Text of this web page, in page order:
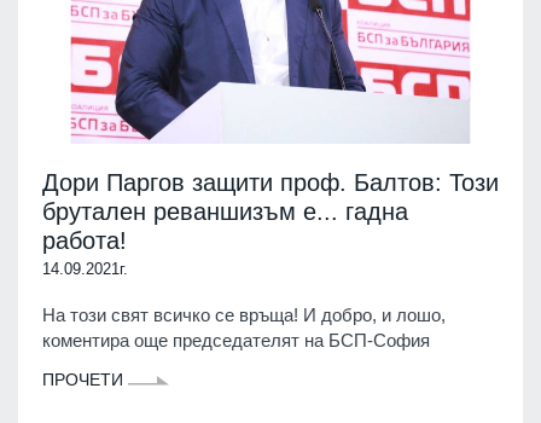
Дори Паргов защити проф. Балтов: Този
брутален реваншизъм е... гадна
работа!
14.09.2021г.
На този свят всичко се връща! И добро, и лошо,
коментира още председателят на БСП-София
ПРОЧЕТИ